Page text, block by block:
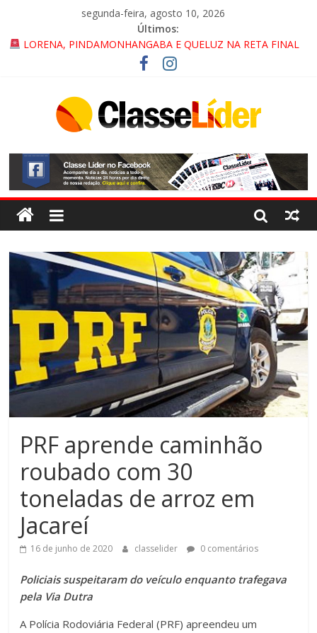
segunda-feira, agosto 10, 2026
Últimos:
LORENA, PINDAMONHANGABA E QUELUZ NA RETA FINAL
PELA FÁBRICA DA COCA-COLA!
CRUZEIRO VIRA CENÁRIO DE FILME NACIONAL COM ESTREIA
“HÁ PRESENÇA DO COMANDO VERMELHO NO VALE”, AFIRMA
ACESSO À APARECIDA NA DUTRA SERÁ BLOQUEADO NO FIM
DE SEMANA; MOTORISTAS DEVEM USAR ROTAS
ALTERNATIVAS
PRF aprende caminhão
roubado com 30
toneladas de arroz em
Jacareí
16 de junho de 2020 classelider 0 comentários
Policiais suspeitaram do veículo enquanto trafegava
pela Via Dutra
A Polícia Rodoviária Federal (PRF) apreendeu um